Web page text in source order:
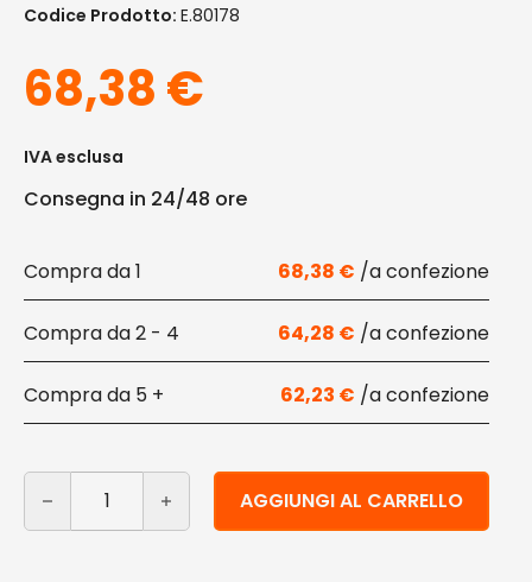
Codice Prodotto: E.80178
68,38€
IVA esclusa
Consegna in 24/48 ore
1 68,38 €
2 - 4 64,28 €
5 + 62,23 €
Piatti di carta eleganti con porta bicchiere 100 pz
AGGIUNGI AL CARRELLO
Alternative: